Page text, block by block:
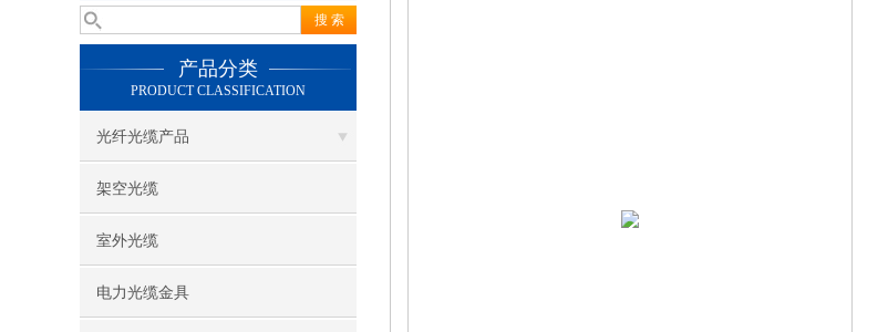
产品分类
PRODUCT CLASSIFICATION
光纤光缆产品
架空光缆
室外光缆
电力光缆金具